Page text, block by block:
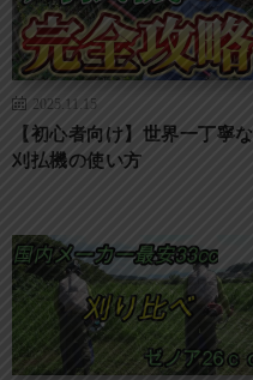
2025.11.15
【初心者向け】世界一丁寧な
刈払機の使い方